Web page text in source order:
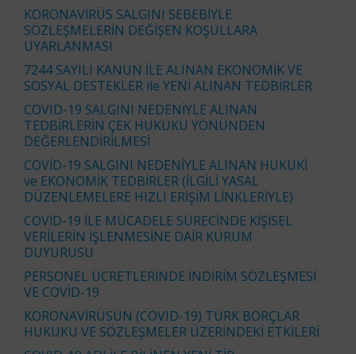
KORONAVİRÜS SALGINI SEBEBİYLE
SÖZLEŞMELERİN DEĞİŞEN KOŞULLARA
UYARLANMASI
7244 SAYILI KANUN İLE ALINAN EKONOMİK VE
SOSYAL DESTEKLER ile YENİ ALINAN TEDBİRLER
COVID-19 SALGINI NEDENİYLE ALINAN
TEDBİRLERİN ÇEK HUKUKU YÖNÜNDEN
DEĞERLENDİRİLMESİ
COVİD-19 SALGINI NEDENİYLE ALINAN HUKUKİ
ve EKONOMİK TEDBİRLER (İLGİLİ YASAL
DÜZENLEMELERE HIZLI ERİŞİM LİNKLERİYLE)
COVİD-19 İLE MÜCADELE SÜRECİNDE KİŞİSEL
VERİLERİN İŞLENMESİNE DAİR KURUM
DUYURUSU
PERSONEL ÜCRETLERİNDE İNDİRİM SÖZLEŞMESİ
VE COVİD-19
KORONAVİRÜSÜN (COVID-19) TÜRK BORÇLAR
HUKUKU VE SÖZLEŞMELER ÜZERİNDEKİ ETKİLERİ